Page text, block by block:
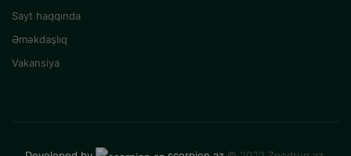
Sayt haqqında
Əməkdaşlıq
Vakansiya